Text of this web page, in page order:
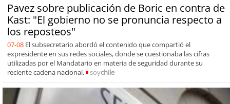
Pavez sobre publicación de Boric en contra de
Kast: "El gobierno no se pronuncia respecto a
los reposteos"
07-08 El subsecretario abordó el contenido que compartió el
expresidente en sus redes sociales, donde se cuestionaba las cifras
utilizadas por el Mandatario en materia de seguridad durante su
reciente cadena nacional.
soychile